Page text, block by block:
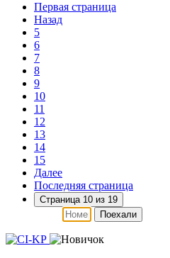
Первая страница
Назад
5
6
7
8
9
10
11
12
13
14
15
Далее
Последняя страница
Страница 10 из 19
Поехали